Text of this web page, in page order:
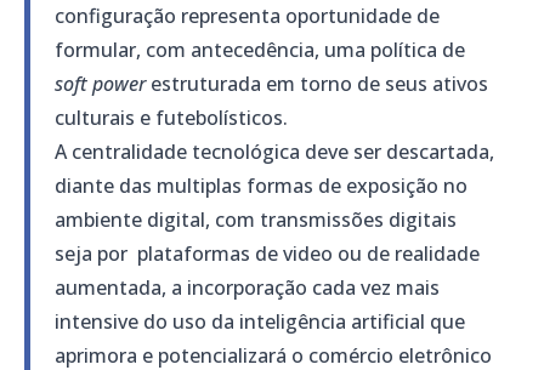
configuração representa oportunidade de
formular, com antecedência, uma política de
soft powerestruturada em torno de seus ativos
culturais e futebolísticos.
A centralidade tecnológica deve ser descartada,
diante das multiplas formas de exposição no
ambiente digital, com transmissões digitais
seja por plataformas de video ou de realidade
aumentada, a incorporação cada vez mais
intensive do uso da inteligência artificial que
aprimora e potencializará o comércio eletrônico